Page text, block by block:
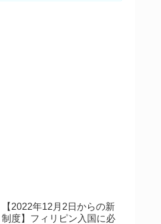
【2022年12月2日からの新
制度】フィリピン入国に必